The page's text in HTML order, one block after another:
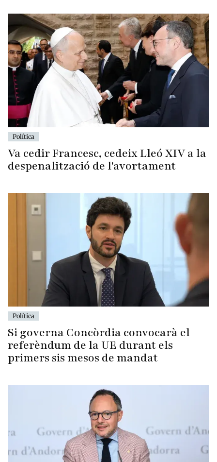
Política
Va cedir Francesc, cedeix Lleó XIV a la
despenalització de l'avortament
Política
Si governa Concòrdia convocarà el
referèndum de la UE durant els
primers sis mesos de mandat